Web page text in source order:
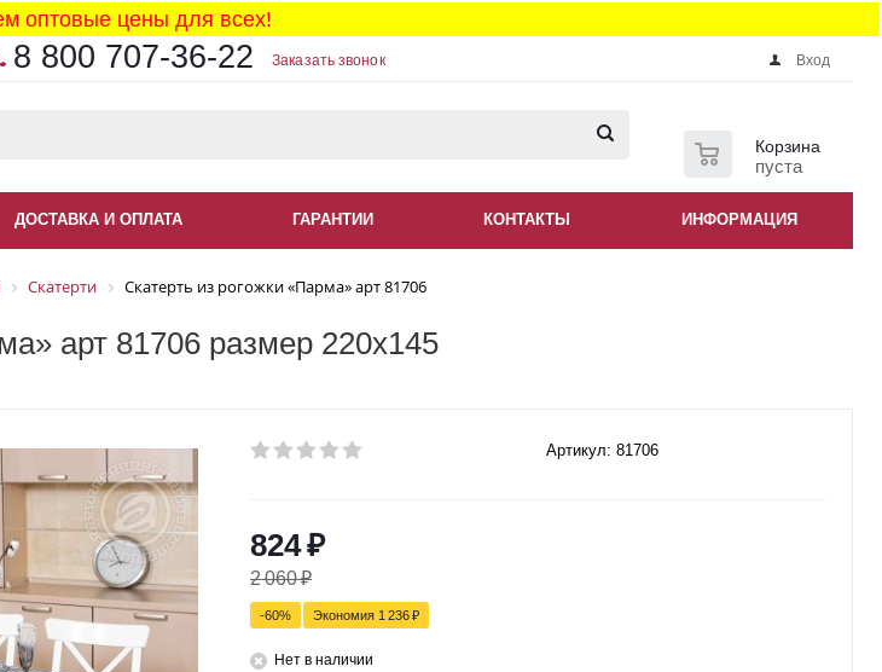
оптовые цены для всех!
8 800 707-36-22 Заказать звонок Вход
Корзина
пуста
ДОСТАВКА И ОПЛАТА ГАРАНТИИ КОНТАКТЫ ИНФОРМАЦИЯ
Скатерти Скатерть из рогожки «Парма» арт 81706
арт 81706 размер 220x145
Артикул: 81706
824₽
2 060₽
-60% Экономия 1 236₽
Нет в наличии